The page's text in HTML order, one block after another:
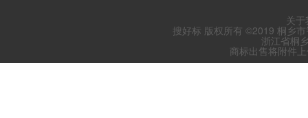
关
搜好标 版权所有 ©2019 桐乡
浙江省桐
商标出售将附件